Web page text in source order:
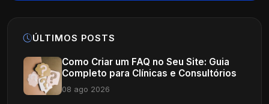
ÚLTIMOS POSTS
Como Criar um FAQ no Seu Site: Guia
Completo para Clínicas e Consultórios
08 ago 2026